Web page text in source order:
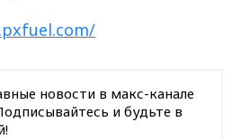
новости в макс-канале
и будьте в